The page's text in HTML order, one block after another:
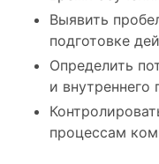
Выявить
подготовке
Определить
и внутреннего
процессам